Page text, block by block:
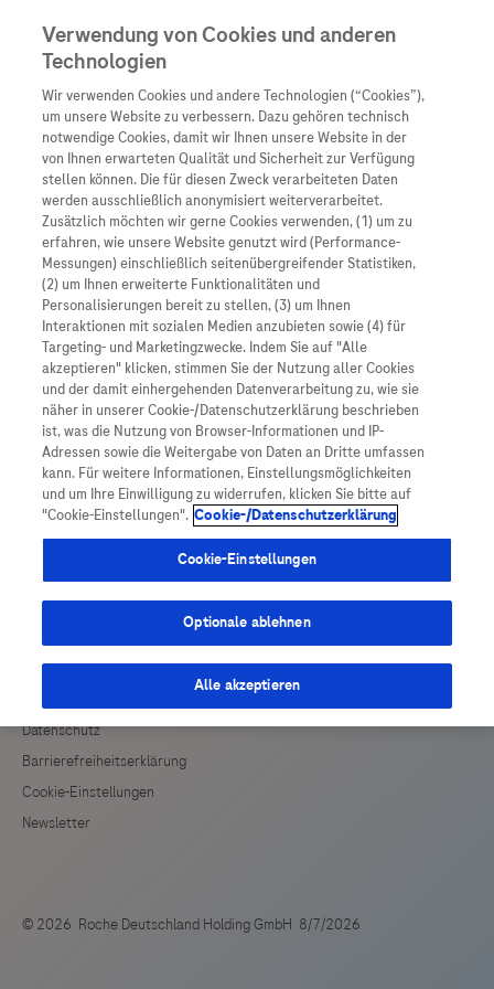
Unternehmen
Übersicht
Wer wir sind
Was uns antreibt
Unsere Standorte
Roche Stories
Events
Podcast
Innovation
Übersicht
Forschung
Personalisierte
Digitalisierung
Blog Zukunftslabor
Übersicht
Unser Service für
Informationen zu
Diagnostik ist
Klinische Studien
Arzneimittel
Übersicht
Arzneimittel A-Z
Roche Pipeline
Roche Fachportal
Vigilanz-Training
Diagnostik
Kontakt
Presse
Karriere
Links zu Websites Dritter werden im Sinne des
Servicegedankens angeboten. Der Herausgeber äußert
keine Meinung über den Inhalt von Websites Dritter und
lehnt ausdrücklich jegliche Verantwortung für
Drittinformationen und deren Verwendung ab.
Verwendung von Cookies und anderen
Technologien
Wir verwenden Cookies und andere Technologien (“Cookies”),
um unsere Website zu verbessern. Dazu gehören technisch
notwendige Cookies, damit wir Ihnen unsere Website in der
von Ihnen erwarteten Qualität und Sicherheit zur Verfügung
stellen können. Die für diesen Zweck verarbeiteten Daten
werden ausschließlich anonymisiert weiterverarbeitet.
Zusätzlich möchten wir gerne Cookies verwenden, (1) um zu
erfahren, wie unsere Website genutzt wird (Performance-
Messungen) einschließlich seitenübergreifender Statistiken,
(2) um Ihnen erweiterte Funktionalitäten und
Personalisierungen bereit zu stellen, (3) um Ihnen
Interaktionen mit sozialen Medien anzubieten sowie (4) für
Targeting- und Marketingzwecke. Indem Sie auf "Alle
akzeptieren" klicken, stimmen Sie der Nutzung aller Cookies
und der damit einhergehenden Datenverarbeitung zu, wie sie
näher in unserer Cookie-/Datenschutzerklärung beschrieben
ist, was die Nutzung von Browser-Informationen und IP-
Adressen sowie die Weitergabe von Daten an Dritte umfassen
kann. Für weitere Informationen, Einstellungsmöglichkeiten
und um Ihre Einwilligung zu widerrufen, klicken Sie bitte auf
"Cookie-Einstellungen". Cookie-/Datenschutzerklärung
Cookie-Einstellungen
Optionale ablehnen
Alle akzeptieren